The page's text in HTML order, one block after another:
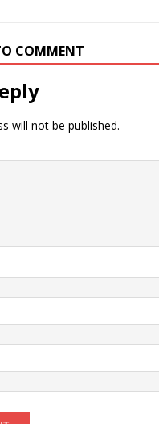
COMMENT
will not be published.